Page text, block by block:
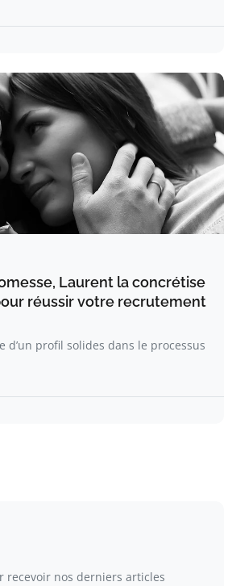
Laurent la concrétise
réussir votre recrutement
d’un profil solides dans le processus
recevoir nos derniers articles